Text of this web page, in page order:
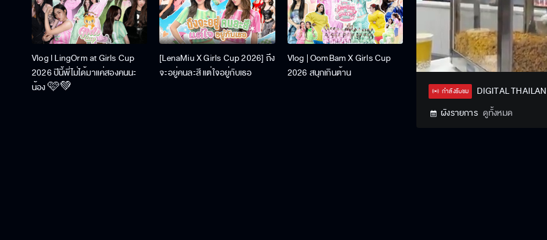
Vlog l LingOrm at Girls Cup
2026 ปีนี้พี่ไม่ได้มาแค่สองคนนะ
น้อง 🩷💚
[LenaMiu X Girls Cup 2026] ถึง
จะอยู่คนละสี แต่ใจอยู่กับเธอ
Vlog | OomBam X Girls Cup
2026 สนุกเกินต้าน
UnmuteStream
Type
กำลังรับชม
DIGITAL
ผังรายการ ดูทั้งหมด